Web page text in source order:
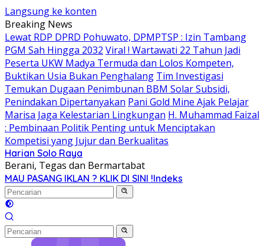
Langsung ke konten
Breaking News
Lewat RDP DPRD Pohuwato, DPMPTSP : Izin Tambang
PGM Sah Hingga 2032 Viral ! Wartawati 22 Tahun Jadi
Peserta UKW Madya Termuda dan Lolos Kompeten,
Buktikan Usia Bukan Penghalang Tim Investigasi
Temukan Dugaan Penimbunan BBM Solar Subsidi,
Penindakan Dipertanyakan Pani Gold Mine Ajak Pelajar
Marisa Jaga Kelestarian Lingkungan H. Muhammad Faizal
: Pembinaan Politik Penting untuk Menciptakan
Kompetisi yang Jujur dan Berkualitas
Harian Solo Raya
Berani, Tegas dan Bermartabat
MAU PASANG IKLAN ? KLIK DI SINI !Indeks